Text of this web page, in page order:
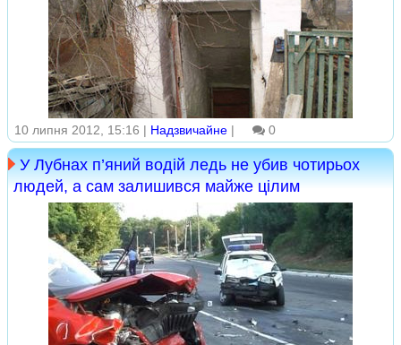
10 липня 2012, 15:16 | Надзвичайне | 0
У Лубнах п’яний водій ледь не убив чотирьох
людей, а сам залишився майже цілим